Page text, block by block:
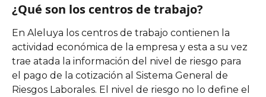
¿Qué son los centros de trabajo?
En Aleluya los centros de trabajo contienen la
actividad económica de la empresa y esta a su vez
trae atada la información del nivel de riesgo para
el pago de la cotización al Sistema General de
Riesgos Laborales. El nivel de riesgo no lo define el